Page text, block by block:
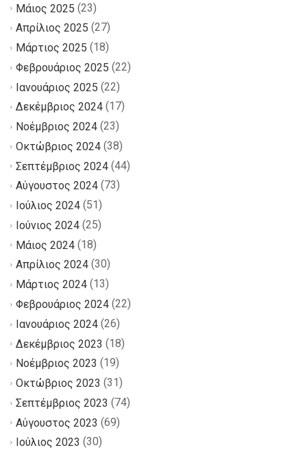
Μάιος 2025 (23)
Απρίλιος 2025 (27)
Μάρτιος 2025 (18)
Φεβρουάριος 2025 (22)
Ιανουάριος 2025 (22)
Δεκέμβριος 2024 (17)
Νοέμβριος 2024 (23)
Οκτώβριος 2024 (38)
Σεπτέμβριος 2024 (44)
Αύγουστος 2024 (73)
Ιούλιος 2024 (51)
Ιούνιος 2024 (25)
Μάιος 2024 (18)
Απρίλιος 2024 (30)
Μάρτιος 2024 (13)
Φεβρουάριος 2024 (22)
Ιανουάριος 2024 (26)
Δεκέμβριος 2023 (18)
Νοέμβριος 2023 (19)
Οκτώβριος 2023 (31)
Σεπτέμβριος 2023 (74)
Αύγουστος 2023 (69)
Ιούλιος 2023 (30)